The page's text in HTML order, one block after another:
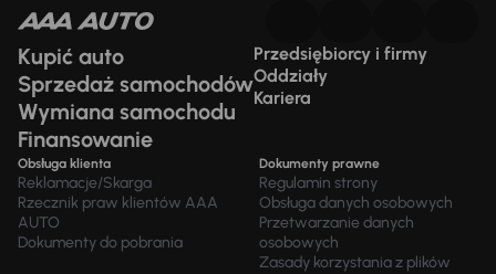
Kupić auto
Sprzedaż samochodów
Wymiana samochodu
Finansowanie
Przedsiębiorcy i firmy
Oddziały
Kariera
Obsługa klienta
Reklamacje/Skarga
Rzecznik praw klientów AAA
AUTO
Dokumenty do pobrania
Dokumenty prawne
Regulamin strony
Obsługa danych osobowych
Przetwarzanie danych
osobowych
Zasady korzystania z plików